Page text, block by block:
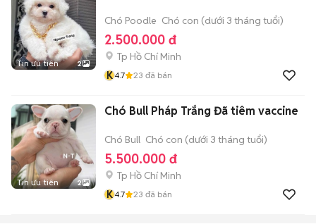
Tin ưu tiên 2
Chó Poodle Chó con (dưới 3 tháng tuổi)
2.500.000 đ
Tp Hồ Chí Minh
K4.7 23 đã bán
Tin ưu tiên 2
Chó Bull Pháp Trắng Đã tiêm vaccine
Chó Bull Chó con (dưới 3 tháng tuổi)
5.500.000 đ
Tp Hồ Chí Minh
K4.7 23 đã bán